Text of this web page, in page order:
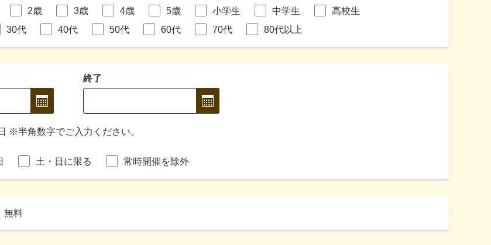
2歳 3歳 4歳 5歳 小学生 中学生
高校生
30代 40代 50代 60代 70代 80代以上
終了
※半角数字でご入力ください。
土・日に限る 常時開催を除外
無料